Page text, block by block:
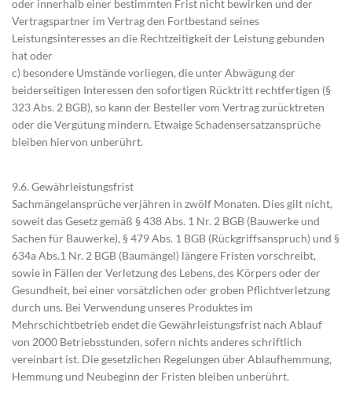
oder innerhalb einer bestimmten Frist nicht bewirken und der
Vertragspartner im Vertrag den Fortbestand seines
Leistungsinteresses an die Rechtzeitigkeit der Leistung gebunden
hat oder
c) besondere Umstände vorliegen, die unter Abwägung der
beiderseitigen Interessen den sofortigen Rücktritt rechtfertigen (§
323 Abs. 2 BGB), so kann der Besteller vom Vertrag zurücktreten
oder die Vergütung mindern. Etwaige Schadensersatzansprüche
bleiben hiervon unberührt.
9.6. Gewährleistungsfrist
Sachmängelansprüche verjähren in zwölf Monaten. Dies gilt nicht,
soweit das Gesetz gemäß § 438 Abs. 1 Nr. 2 BGB (Bauwerke und
Sachen für Bauwerke), § 479 Abs. 1 BGB (Rückgriffsanspruch) und §
634a Abs.1 Nr. 2 BGB (Baumängel) längere Fristen vorschreibt,
sowie in Fällen der Verletzung des Lebens, des Körpers oder der
Gesundheit, bei einer vorsätzlichen oder groben Pflichtverletzung
durch uns. Bei Verwendung unseres Produktes im
Mehrschichtbetrieb endet die Gewährleistungsfrist nach Ablauf
von 2000 Betriebsstunden, sofern nichts anderes schriftlich
vereinbart ist. Die gesetzlichen Regelungen über Ablaufhemmung,
Hemmung und Neubeginn der Fristen bleiben unberührt.